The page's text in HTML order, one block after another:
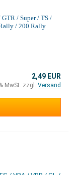
/ Super / TS /
/ 200 Rally
2,49 EUR
MwSt. zzgl. Versand